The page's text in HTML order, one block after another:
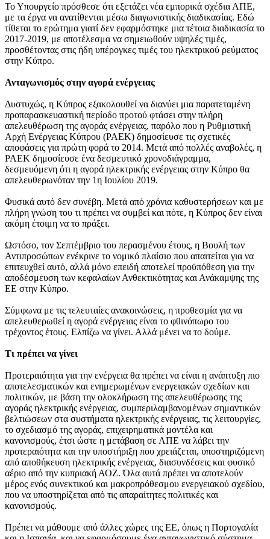
Το Υπουργείο πρόσθεσε ότι εξετάζει νέα εμπορικά σχέδια ΑΠΕ,
με τα έργα να ανατίθενται μέσω διαγωνιστικής διαδικασίας. Εδώ
τίθεται το ερώτημα γιατί δεν εφαρμόστηκε μια τέτοια διαδικασία το
2017-2019, με αποτέλεσμα να σημειωθούν υψηλές τιμές,
προσθέτοντας στις ήδη υπέρογκες τιμές του ηλεκτρικού ρεύματος
στην Κύπρο.
Ανταγωνισμός στην αγορά ενέργειας
Δυστυχώς, η Κύπρος εξακολουθεί να διανύει μια παρατεταμένη
προπαρασκευαστική περίοδο προτού φτάσει στην πλήρη
απελευθέρωση της αγοράς ενέργειας, παρόλο που η Ρυθμιστική
Αρχή Ενέργειας Κύπρου (ΡΑΕΚ) δημοσίευσε τις σχετικές
αποφάσεις για πρώτη φορά το 2014. Μετά από πολλές αναβολές, η
ΡΑΕΚ δημοσίευσε ένα δεσμευτικό χρονοδιάγραμμα,
δεσμευόμενη ότι η αγορά ηλεκτρικής ενέργειας στην Κύπρο θα
απελευθερωνόταν την 1η Ιουλίου 2019.
Φυσικά αυτό δεν συνέβη. Μετά από χρόνια καθυστερήσεων και με
πλήρη γνώση του τι πρέπει να συμβεί και πότε, η Κύπρος δεν είναι
ακόμη έτοιμη να το πράξει.
Ωστόσο, τον Σεπτέμβριο του περασμένου έτους, η Βουλή των
Αντιπροσώπων ενέκρινε το νομικό πλαίσιο που απαιτείται για να
επιτευχθεί αυτό, αλλά μόνο επειδή αποτελεί προϋπόθεση για την
αποδέσμευση των κεφαλαίων Ανθεκτικότητας και Ανάκαμψης της
ΕΕ στην Κύπρο.
Σύμφωνα με τις τελευταίες ανακοινώσεις, η προθεσμία για να
απελευθερωθεί η αγορά ενέργειας είναι το φθινόπωρο του
τρέχοντος έτους. Ελπίζω να γίνει. Αλλά μένει να το δούμε.
Τι πρέπει να γίνει
Προτεραιότητα για την ενέργεια θα πρέπει να είναι η ανάπτυξη πιο
αποτελεσματικών και ενημερωμένων ενεργειακών σχεδίων και
πολιτικών, με βάση την ολοκλήρωση της απελευθέρωσης της
αγοράς ηλεκτρικής ενέργειας, συμπεριλαμβανομένων σημαντικών
βελτιώσεων στα συστήματα ηλεκτρικής ενέργειας, τις λειτουργίες,
το σχεδιασμό της αγοράς, επιχειρηματικά μοντέλα και
κανονισμούς, έτσι ώστε η μετάβαση σε ΑΠΕ να λάβει την
προτεραιότητα και την υποστήριξη που χρειάζεται, υποστηριζόμενη
από αποθήκευση ηλεκτρικής ενέργειας, διασυνδέσεις και φυσικό
αέριο από την κυπριακή ΑΟΖ. Όλα αυτά πρέπει να αποτελούν
μέρος ενός συνεκτικού και μακροπρόθεσμου ενεργειακού σχεδίου,
που να υποστηρίζεται από τις απαραίτητες πολιτικές και
κανονισμούς.
Πρέπει να μάθουμε από άλλες χώρες της ΕΕ, όπως η Πορτογαλία